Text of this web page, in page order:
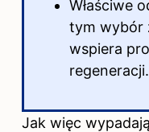
Właściwe
tym wybór
wspiera
regeneracji.
Jak więc